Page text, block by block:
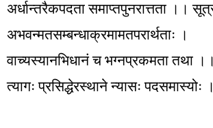
अर्धान्तरैकपदता समाप्तपुनरात्तता ।।
अभवन्मतसम्बन्धाक्रमामतपरार्थताः ।
वाच्यस्यानभिधानं च भग्नप्रकमता तथा
त्यागः प्रसिद्धेरस्थाने न्यासः पदसमास्योः ।